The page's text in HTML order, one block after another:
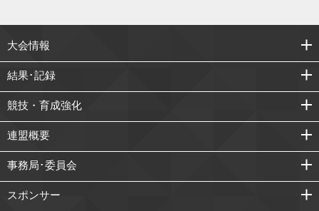
大会情報
結果･記録
競技・育成強化
連盟概要
事務局･委員会
スポンサー